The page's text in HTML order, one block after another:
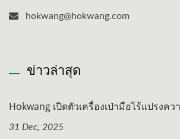
hokwang@hokwang.com
ข่าวล่าสุด
Hokwang เปิดตัวเครื่องเป่ามือไร้แปรงคว
31 Dec, 2025